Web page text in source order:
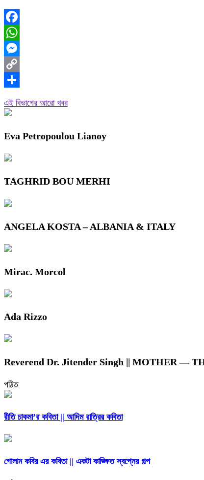
Facebook
WhatsApp
Messenger
Copy
এই বিভাগের আরো খবর
Eva Petropoulou Lianoy
TAGHRID BOU MERHI
ANGELA KOSTA – ALBANIA & ITALY
Mirac. Morcol
Ada Rizzo
Reverend Dr. Jitender Singh || MOTHER —
পঠিত
রীতি চাকমা’র কবিতা || আদিম রাত্রির কবিতা
গোলাম কবির এর কবিতা || একটা কাঙ্ক্ষিত স্বপ্নের গল্প